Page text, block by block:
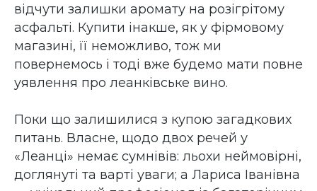
відчути залишки аромату на розігрітому
асфальті. Купити інакше, як у фірмовому
магазині, її неможливо, тож ми
повернемось і тоді вже будемо мати повне
уявлення про леанківське вино.
Поки що залишилися з купою загадкових
питань. Власне, щодо двох речей у
«Леанці» немає сумнівів: льохи неймовірні,
доглянуті та варті уваги; а Лариса Іванівна